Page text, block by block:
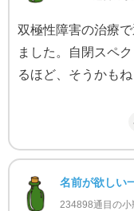
双極性障害の治療
ました。自閉スペ
るほど、そうかもね
名前が欲しい
234898通目の小